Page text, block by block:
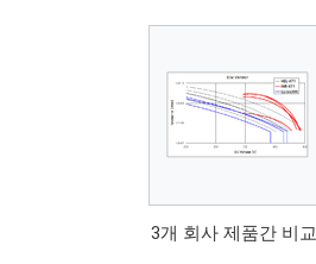
3개 회사 제품간 비교.